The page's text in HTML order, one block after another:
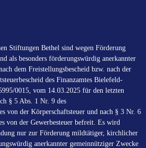
Stiftungen Bethel sind wegen Förderung
als besonders förderungswürdig anerkannter
dem Freistellungsbescheid bzw. nach der
des Finanzamtes Bielefeld-
0015, vom 14.03.2025 für den letzten
§ 5 Abs. 1 Nr. 9 des
von der Körperschaftsteuer und nach § 3 Nr. 6
von der Gewerbesteuer befreit. Es wird
nur zur Förderung mildtätiger, kirchlicher
anerkannter gemeinnütziger Zwecke